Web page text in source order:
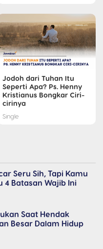
Jodoh dari Tuhan Itu
Seperti Apa? Ps. Henny
Kristianus Bongkar Ciri-
cirinya
Single
Seru Sih, Tapi Kamu
4 Batasan Wajib Ini
Saat Hendak
Besar Dalam Hidup